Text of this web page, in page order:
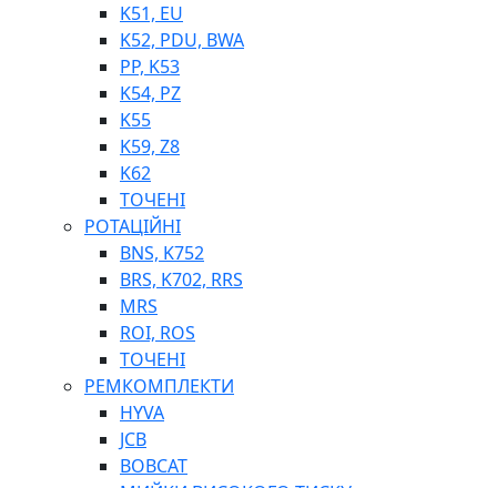
ФІЛЬТРИ ДЛЯ ПАЛЬНОГО
ПІДДОНИ ДЛЯ БОЧОК
МОДУЛЬНІ АЗС
МЕТРОЛОГІЧНЕ ОБЛАДНАННЯ
ЛІЧИЛЬНИКИ І ВИТРАТОМІРИ ДЛЯ ПАЛЬНОГО
КОТУШКИ ДЛЯ ШЛАНГІВ
НАСОСИ ДЛЯ ПАЛЬНОГО
МОБІЛЬНІ КОЛОНКИ ТА КОМПЛЕКТИ ЗАПРАВКИ
СТАЦІОНАРНІ КОЛОНКИ
ПІСТОЛЕТИ
КОМПЛЕКТУЮЧІ ДЛЯ РУКАВІВ ВИСОКОГО ТИСКУ
K51, EU
K52, PDU, BWA
PP, K53
K54, PZ
K55
K59, Z8
K62
ТОЧЕНІ
РОТАЦІЙНІ
BNS, K752
BRS, K702, RRS
MRS
ROI, ROS
ТОЧЕНІ
РЕМКОМПЛЕКТИ
HYVA
JCB
BOBCAT